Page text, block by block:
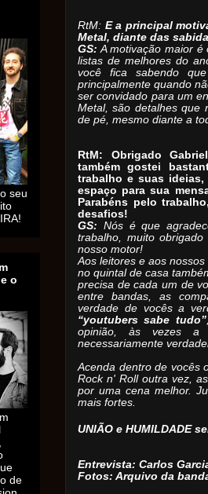
RtM: E a principal
Metal, diante das
GS: A motivação maior
listas de melhores do
você fica sabendo
principalmente quando
ser convidado para um
Metal, são detalhes que
de pé, mesmo diante a
RtM: Obrigado
também gostei
trabalho e suas
espaço para sua
Parabéns pelo
desafios!
GS: Nós é que
trabalho, muito
nosso motor!
Aos leitores e aos
no quintal de casa
precisa de cada um de
entre bandas, as
verdade de vocês a
“youtubers sabe tudo”
opinião, às vezes a
necessariamente
Acenda dentro de vocês
Rock n' Roll outra vez,
por uma cena melhor.
mais fortes.
UNIÃO e HUMILDADE
Entrevista: Carlos
Fotos: Arquivo da
seu
o
de